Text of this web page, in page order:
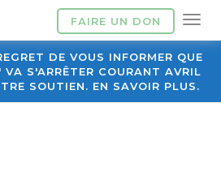
FAIRE UN DON
DE VOUS INFORMER QUE
S'ARRÊTER COURANT AVRIL
SOUTIEN. EN SAVOIR PLUS.